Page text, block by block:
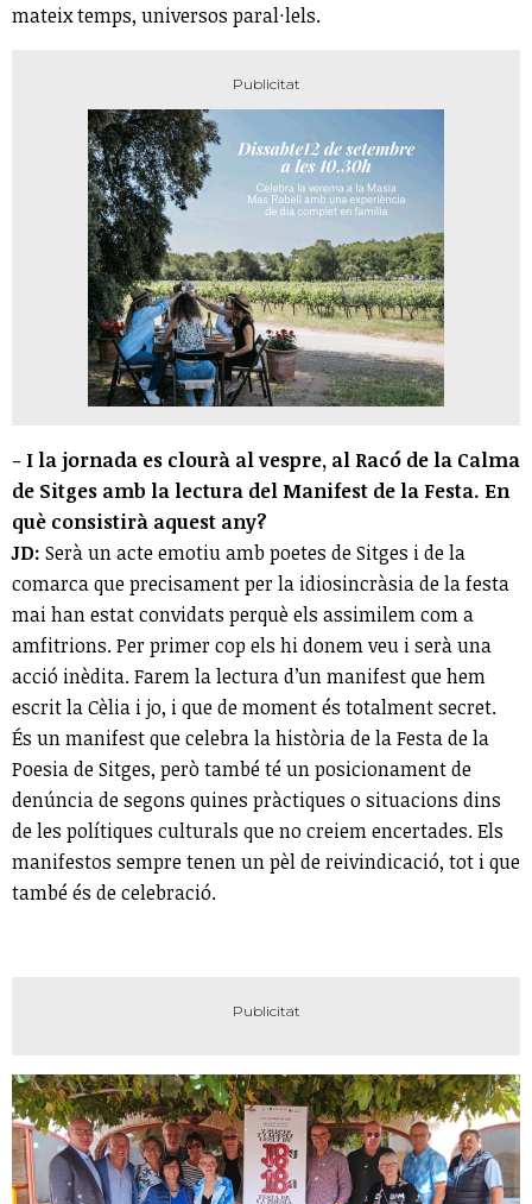
mateix temps, universos paral·lels.
- I la jornada es clourà al vespre, al Racó de la Calma
de Sitges amb la lectura del Manifest de la Festa. En
què consistirà aquest any?
JD: Serà un acte emotiu amb poetes de Sitges i de la
comarca que precisament per la idiosincràsia de la festa
mai han estat convidats perquè els assimilem com a
amfitrions. Per primer cop els hi donem veu i serà una
acció inèdita. Farem la lectura d’un manifest que hem
escrit la Cèlia i jo, i que de moment és totalment secret.
És un manifest que celebra la història de la Festa de la
Poesia de Sitges, però també té un posicionament de
denúncia de segons quines pràctiques o situacions dins
de les polítiques culturals que no creiem encertades. Els
manifestos sempre tenen un pèl de reivindicació, tot i que
també és de celebració.